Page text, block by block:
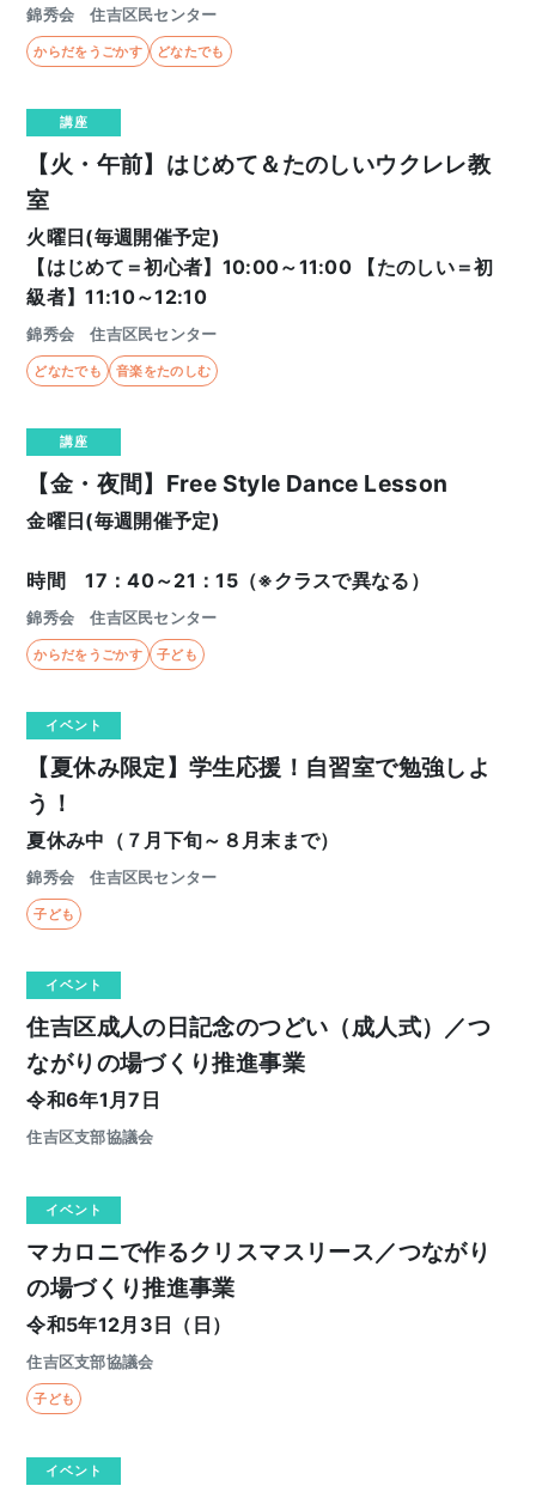
錦秀会 住吉区民センター
からだをうごかす どなたでも
講座
【火・午前】はじめて＆たのしいウクレレ教
室
火曜日(毎週開催予定)
【はじめて＝初心者】10:00～11:00 【たのしい＝初
級者】11:10～12:10
錦秀会 住吉区民センター
どなたでも 音楽をたのしむ
講座
【金・夜間】Free Style Dance Lesson
金曜日(毎週開催予定)
時間 17：40～21：15（※クラスで異なる）
錦秀会 住吉区民センター
からだをうごかす 子ども
イベント
【夏休み限定】学生応援！自習室で勉強しよ
う！
夏休み中（７月下旬～８月末まで）
錦秀会 住吉区民センター
子ども
イベント
住吉区成人の日記念のつどい（成人式）／つ
ながりの場づくり推進事業
令和6年1月7日
住吉区支部協議会
イベント
マカロニで作るクリスマスリース／つながり
の場づくり推進事業
令和5年12月3日（日）
住吉区支部協議会
子ども
イベント